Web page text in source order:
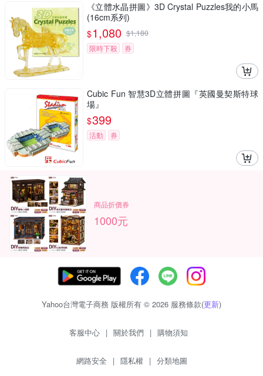
《立體水晶拼圖》3D Crystal Puzzles我的小馬
(16cm系列)
$1,080 $1,180
限時下殺
券
Cubic Fun 智慧3D立體拼圖『英國曼契斯特球
場』
$399
活動 券
商品折價券
1000元
Yahoo台灣電子商務 版權所有 © 2026 服務條款(更新)
客服中心 | 關於我們 | 購物須知
網路安全 | 隱私權 | 分類地圖